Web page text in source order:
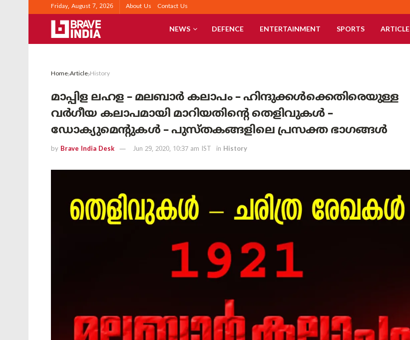
Friday, August 7, 2026 About Us Contact Us
NEWS DEFENCE ENTERTAINMENT SPORTS ARTICLE
Home Article History
മാപ്പിള ലഹള – മലബാർ കലാപം – ഹിന്ദുക്കൾക്കെതിരെയുള്ള
വർഗീയ കലാപമായി മാറിയതിന്റെ തെളിവുകൾ –
ഡോക്യുമെന്റുകൾ – പുസ്തകങ്ങളിലെ പ്രസക്ത ഭാഗങ്ങൾ
by Brave India Desk Jun 29, 2020, 10:37 am IST in History